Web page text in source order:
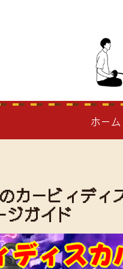
ホーム
カービィデ
ジガイド